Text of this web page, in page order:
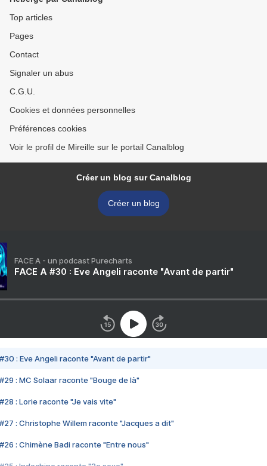
Top articles
Pages
Contact
Signaler un abus
C.G.U.
Cookies et données personnelles
Préférences cookies
Voir le profil de Mireille sur le portail Canalblog
Créer un blog sur Canalblog
Créer un blog
FACE A - un podcast Purecharts
FACE A #30 : Eve Angeli raconte "Avant de partir"
#30 : Eve Angeli raconte "Avant de partir"
#29 : MC Solaar raconte "Bouge de là"
#28 : Lorie raconte "Je vais vite"
#27 : Christophe Willem raconte "Jacques a dit"
#26 : Chimène Badi raconte "Entre nous"